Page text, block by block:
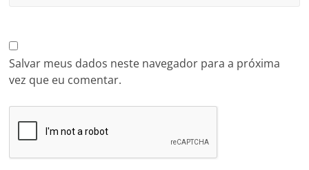
Salvar meus dados neste navegador para a próxima
vez que eu comentar.